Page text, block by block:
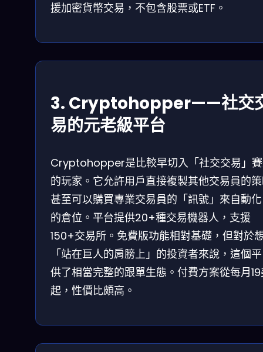
援加密貨幣交易，不包含股票或ETF。
3. Cryptohopper——社交
易的元老級平台
Cryptohopper是比較早切入「社交交易」
的玩家。它允許用戶直接複製其他交易員的
甚至可以購買專業交易員的「訊號」來自動
的倉位。平台提供20+種交易機器人，支援
150+交易所。免費版功能相對基礎，但對於
「站在巨人的肩膀上」的投資者來說，這個
供了相當完整的跟單生態。付費方案從每月
起，性價比頗高。